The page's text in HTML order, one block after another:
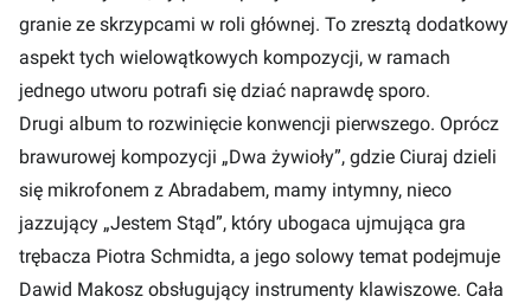
granie ze skrzypcami w roli głównej. To zresztą dodatkowy
aspekt tych wielowątkowych kompozycji, w ramach
jednego utworu potrafi się dziać naprawdę sporo.
Drugi album to rozwinięcie konwencji pierwszego. Oprócz
brawurowej kompozycji „Dwa żywioły”, gdzie Ciuraj dzieli
się mikrofonem z Abradabem, mamy intymny, nieco
jazzujący „Jestem Stąd”, który ubogaca ujmująca gra
trębacza Piotra Schmidta, a jego solowy temat podejmuje
Dawid Makosz obsługujący instrumenty klawiszowe. Cała